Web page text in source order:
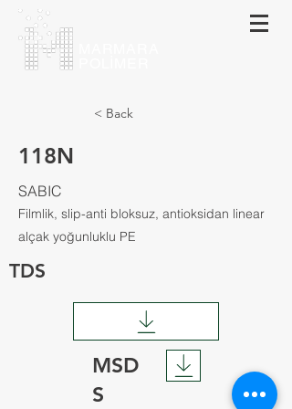
< Back
118N
SABIC
Filmlik, slip-anti bloksuz, antioksidan linear
alçak yoğunluklu PE
TDS
MSD
S